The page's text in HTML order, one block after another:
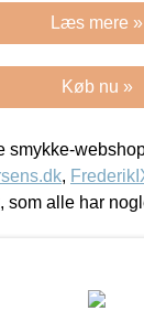
Læs mere »
Køb nu »
smykke-
,
, som alle har